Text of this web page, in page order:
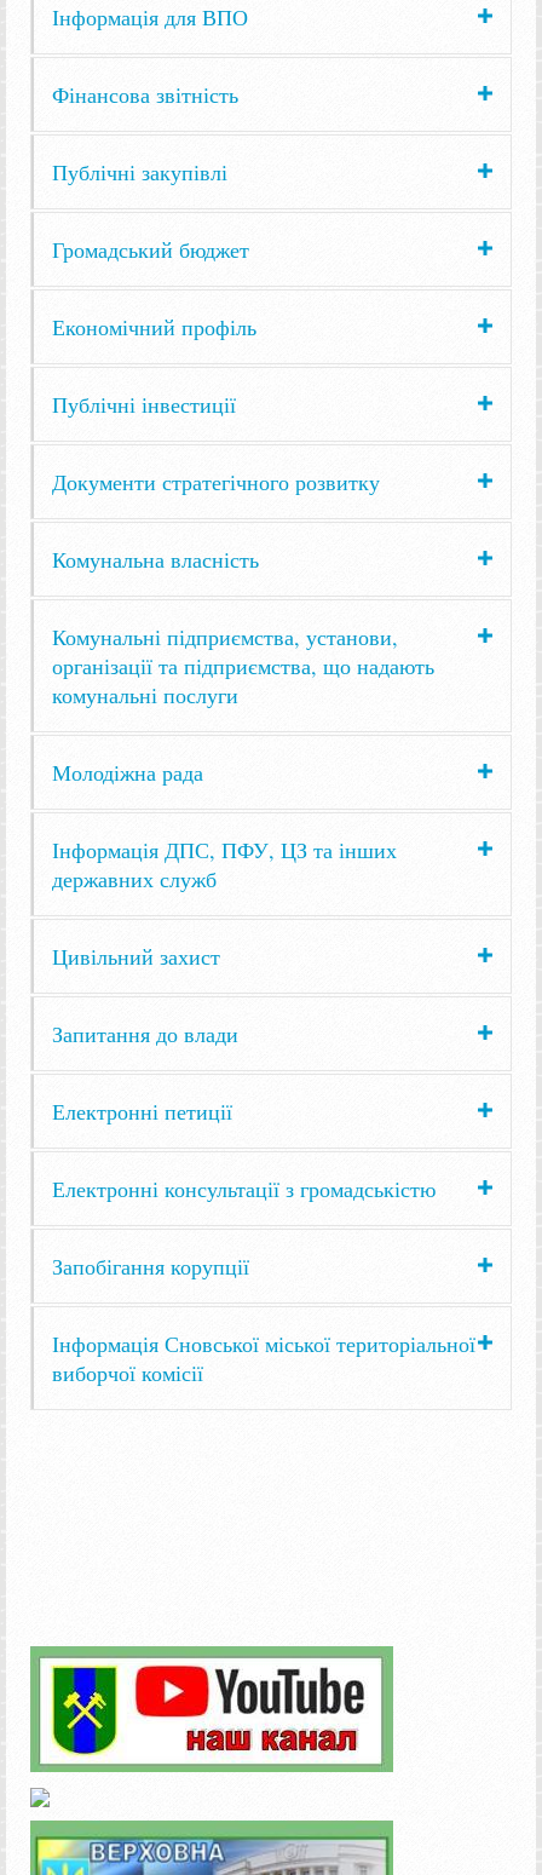
Інформація для ВПО
Фінансова звітність
Публічні закупівлі
Громадський бюджет
Економічний профіль
Публічні інвестиції
Документи стратегічного розвитку
Комунальна власність
Комунальні підприємства, установи,
організації та підприємства, що надають
комунальні послуги
Молодіжна рада
Інформація ДПС, ПФУ, ЦЗ та інших
державних служб
Цивільний захист
Запитання до влади
Електронні петиції
Електронні консультації з громадськістю
Запобігання корупції
Інформація Сновської міської територіальної
виборчої комісії